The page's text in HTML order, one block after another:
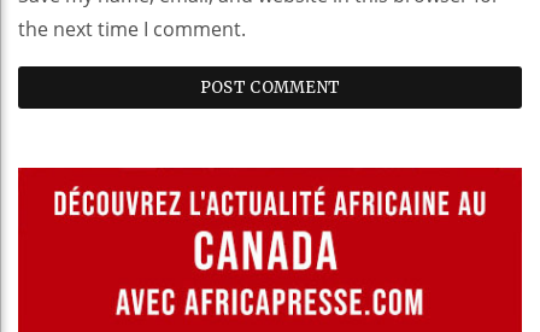
the next time I comment.